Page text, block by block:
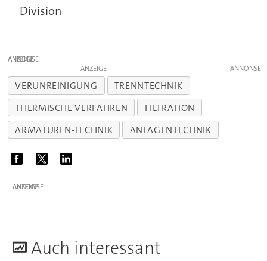
Division
ANZEIGE
ANZEIGE
VERUNREINIGUNG
TRENNTECHNIK
THERMISCHE VERFAHREN
FILTRATION
ARMATUREN-TECHNIK
ANLAGENTECHNIK
ANZEIGE
Auch interessant